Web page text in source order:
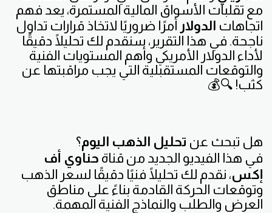
مع تقلبات الأسواق المالية المستمرة، يعد فهم
اتجاهات الدولار أمرًا ضروريًا لاتخاذ قرارات تداول
ناجحة. في هذا التقرير، سنقدم لك تحليلًا دقيقًا
لأداء الدولار الأمريكي وأهم المستويات الفنية
والتوقعات المستقبلية التي يجب مراقبتها عن
كثب! 🔍💰
هل تبحث عن تحليل الذهب اليوم؟
في هذا الفيديو الجديد من قناة حناوي أف
إكس، نقدم لك تحليلًا فنيًا دقيقًا لسعر الذهب
وتوقعات الحركة القادمة بناءً على مناطق
العرض والطلب والنماذج الفنية المهمة.